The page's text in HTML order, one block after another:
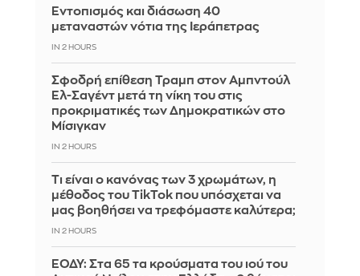
Εντοπισμός και διάσωση 40
μεταναστών νότια της Ιεράπετρας
IN 2 HOURS
Σφοδρή επίθεση Τραμπ στον Αμπντούλ
Ελ-Σαγέντ μετά τη νίκη του στις
προκριματικές των Δημοκρατικών στο
Μίσιγκαν
IN 2 HOURS
Τι είναι ο κανόνας των 3 χρωμάτων, η
μέθοδος του TikTok που υπόσχεται να
μας βοηθήσει να τρεφόμαστε καλύτερα;
IN 2 HOURS
ΕΟΔΥ: Στα 65 τα κρούσματα του ιού του